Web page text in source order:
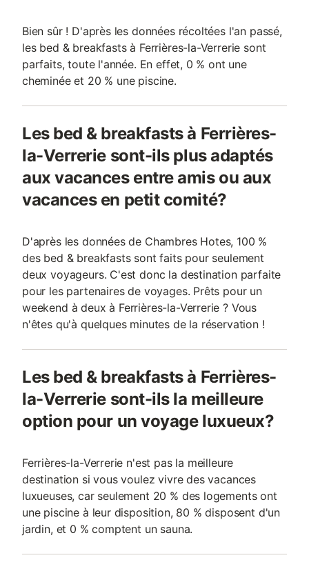
Bien sûr ! D'après les données récoltées l'an passé,
les bed & breakfasts à Ferrières-la-Verrerie sont
parfaits, toute l'année. En effet, 0 % ont une
cheminée et 20 % une piscine.
Les bed & breakfasts à Ferrières-
la-Verrerie sont-ils plus adaptés
aux vacances entre amis ou aux
vacances en petit comité?
D'après les données de Chambres Hotes, 100 %
des bed & breakfasts sont faits pour seulement
deux voyageurs. C'est donc la destination parfaite
pour les partenaires de voyages. Prêts pour un
weekend à deux à Ferrières-la-Verrerie ? Vous
n'êtes qu'à quelques minutes de la réservation !
Les bed & breakfasts à Ferrières-
la-Verrerie sont-ils la meilleure
option pour un voyage luxueux?
Ferrières-la-Verrerie n'est pas la meilleure
destination si vous voulez vivre des vacances
luxueuses, car seulement 20 % des logements ont
une piscine à leur disposition, 80 % disposent d'un
jardin, et 0 % comptent un sauna.